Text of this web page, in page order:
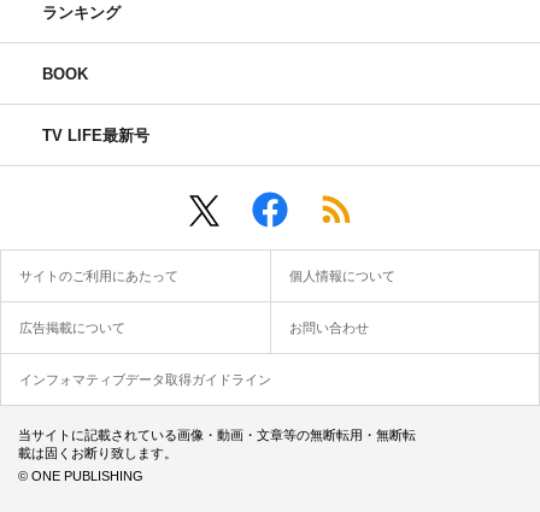
ランキング
BOOK
TV LIFE最新号
サイトのご利用にあたって 個人情報について
広告掲載について お問い合わせ
インフォマティブデータ取得ガイドライン
当サイトに記載されている画像・動画・文章等の無断転用・無断転
載は固くお断り致します。
© ONE PUBLISHING